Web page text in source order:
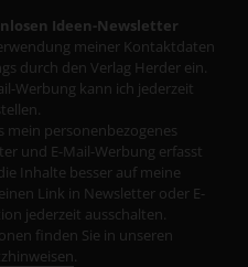
Ideen-Newsletter
meiner Kontaktdaten
durch den Verlag Herder ein.
Werbung kann ich jederzeit
mein personenbezogenes
und E-Mail-Werbung erfasst
Inhalte besser auf meine
Link in Newsletter oder E-
jederzeit ausschalten.
finden Sie in unseren
.